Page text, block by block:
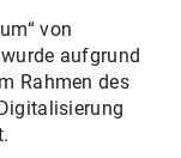
von
aufgrund
Rahmen des